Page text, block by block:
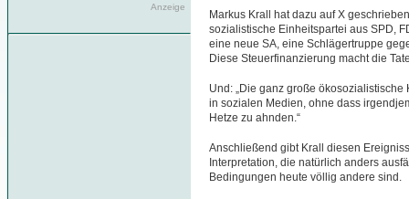
Anzeige
Markus Krall hat dazu auf X
sozialistische Einheitspartei aus SPD,
eine neue SA, eine Schlägertruppe
Diese Steuerfinanzierung macht die
Und: „Die ganz große
in sozialen Medien, ohne dass
Hetze zu ahnden.“
Anschließend gibt Krall diesen
Interpretation, die natürlich anders
Bedingungen heute völlig andere sind.